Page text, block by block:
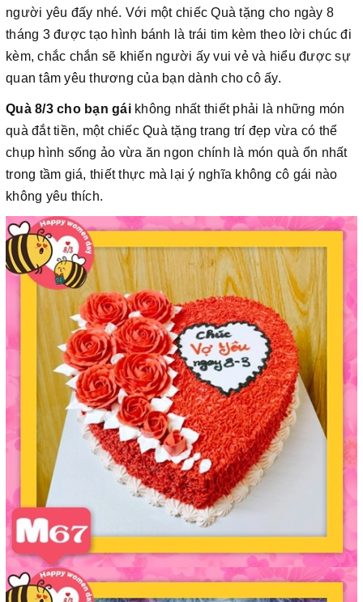
người yêu đấy nhé. Với một chiếc Quà tặng cho ngày 8
tháng 3 được tạo hình bánh là trái tim kèm theo lời chúc đi
kèm, chắc chắn sẽ khiến người ấy vui vẻ và hiểu được sự
quan tâm yêu thương của bạn dành cho cô ấy.
Quà 8/3 cho bạn gáikhông nhất thiết phải là những món
quà đắt tiền, một chiếc Quà tặng trang trí đẹp vừa có thể
chụp hình sống ảo vừa ăn ngon chính là món quà ổn nhất
trong tầm giá, thiết thực mà lại ý nghĩa không cô gái nào
không yêu thích.